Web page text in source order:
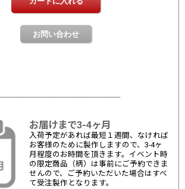
お届けまで3-4ヶ月
入荷予定があれば最短１週間、なければ
お客様のために製作しますので、3-4ヶ
月程度のお時間を頂きます。イベント時
の限定商品（柄）は事前にご予約できま
せんので、ご予約いただいた場合はすべ
て受注製作となります。